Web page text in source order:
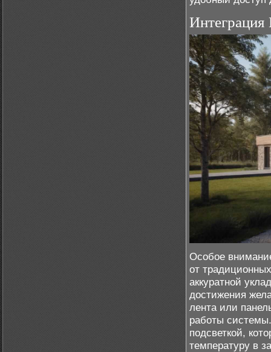
Интеграция
Особое
от
аккуратной
достижения
лента или
работы
подсветкой,
температуру в